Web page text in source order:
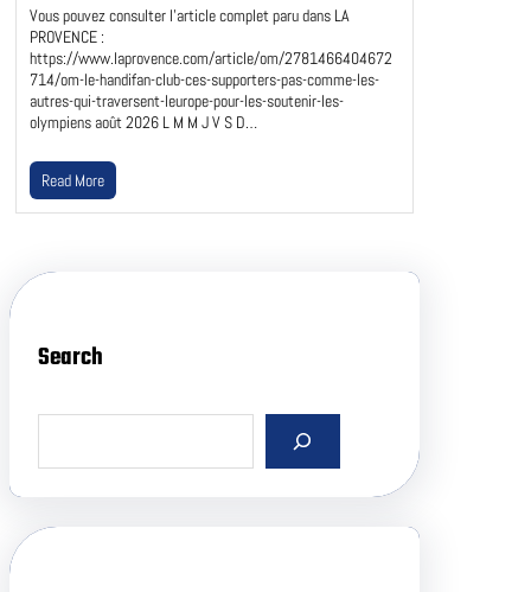
Vous pouvez consulter l’article complet paru dans LA
PROVENCE :
https://www.laprovence.com/article/om/2781466404672
714/om-le-handifan-club-ces-supporters-pas-comme-les-
autres-qui-traversent-leurope-pour-les-soutenir-les-
olympiens août 2026 L M M J V S D…
Read More
Search
a
h